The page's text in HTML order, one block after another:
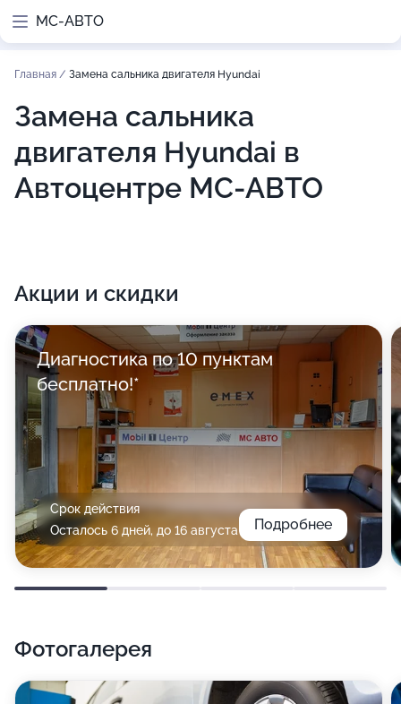
МС-АВТО
Главная / Замена сальника двигателя Hyundai
Замена сальника
двигателя Hyundai в
Автоцентре МС-АВТО
Акции и скидки
Диагностика по 10 пунктам
бесплатно!*
Срок действия
Осталось 6 дней, до 16 августа
Подробнее
Фотогалерея